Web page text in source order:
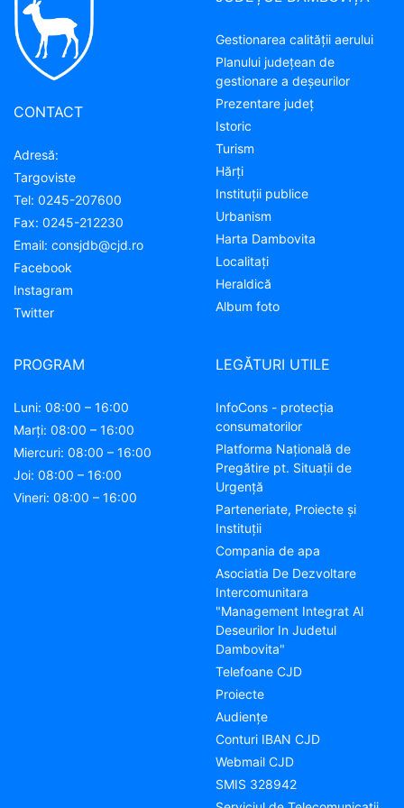
CONTACT
Adresă:
Targoviste
Tel: 0245-207600
Fax: 0245-212230
Email: consjdb@cjd.ro
Facebook
Instagram
Twitter
Gestionarea calității aerului
Planului județean de
gestionare a deșeurilor
Prezentare judeţ
Istoric
Turism
Hărţi
Instituţii publice
Urbanism
Harta Dambovita
Localitaţi
Heraldică
Album foto
LEGĂTURI UTILE
InfoCons - protecția
consumatorilor
Platforma Națională de
Pregătire pt. Situații de
Urgență
Parteneriate, Proiecte și
Instituții
Compania de apa
Asociatia De Dezvoltare
Intercomunitara
"Management Integrat Al
Deseurilor In Judetul
Dambovita"
Telefoane CJD
Proiecte
Audienţe
Conturi IBAN CJD
Webmail CJD
SMIS 328942
PROGRAM
Luni: 08:00 – 16:00
Marți: 08:00 – 16:00
Miercuri: 08:00 – 16:00
Joi: 08:00 – 16:00
Vineri: 08:00 – 16:00